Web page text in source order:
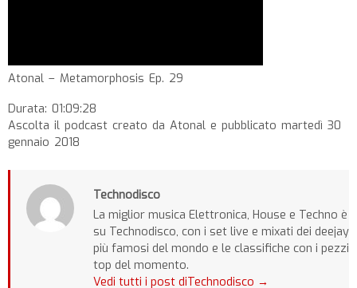
Atonal – Metamorphosis Ep. 29
Durata: 01:09:28
Ascolta il podcast creato da Atonal e pubblicato martedì 30
gennaio 2018
Technodisco
La miglior musica Elettronica, House e Techno è
su Technodisco, con i set live e mixati dei deejay
più famosi del mondo e le classifiche con i pezzi
top del momento.
Vedi tutti i post diTechnodisco →